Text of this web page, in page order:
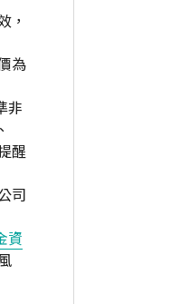
，
為
非
醒
司
資